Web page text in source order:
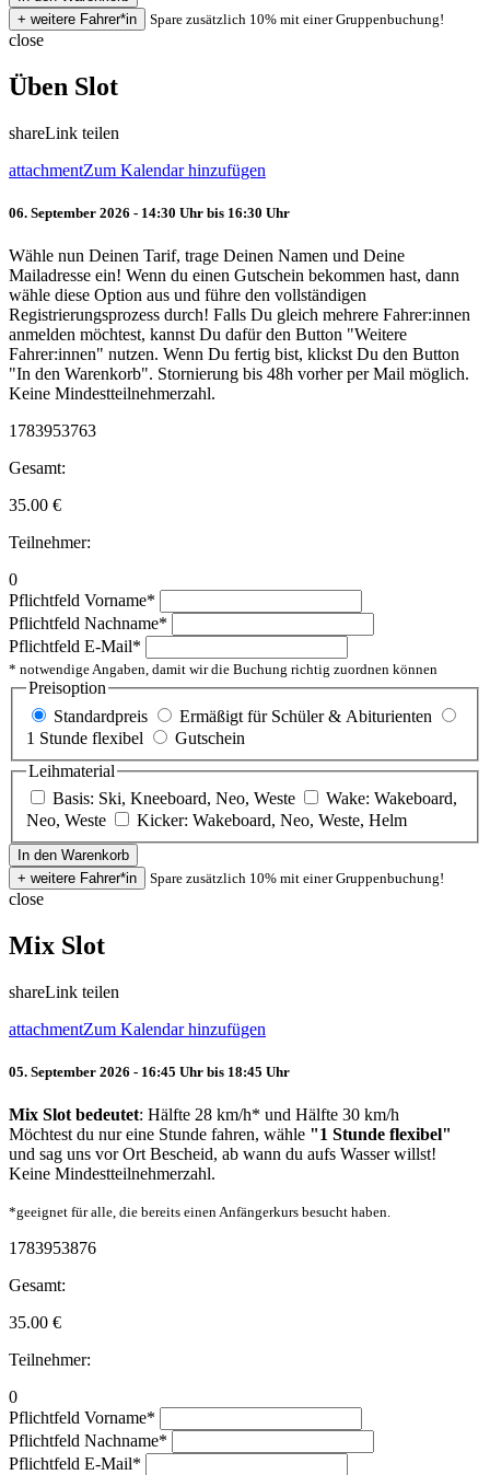
Spare zusätzlich 10% mit einer Gruppenbuchung!
close
Üben Slot
shareLink teilen
attachmentZum Kalendar hinzufügen
06. September 2026 - 14:30 Uhr bis 16:30 Uhr
Wähle nun Deinen Tarif, trage Deinen Namen und Deine
Mailadresse ein! Wenn du einen Gutschein bekommen hast, dann
wähle diese Option aus und führe den vollständigen
Registrierungsprozess durch! Falls Du gleich mehrere Fahrer:innen
anmelden möchtest, kannst Du dafür den Button "Weitere
Fahrer:innen" nutzen. Wenn Du fertig bist, klickst Du den Button
"In den Warenkorb". Stornierung bis 48h vorher per Mail möglich.
Keine Mindestteilnehmerzahl.
1783953763
Gesamt:
35.00 €
Teilnehmer:
0
Pflichtfeld Vorname*
Pflichtfeld Nachname*
Pflichtfeld E-Mail*
* notwendige Angaben, damit wir die Buchung richtig zuordnen können
Preisoption
Standardpreis
Ermäßigt für Schüler & Abiturienten
1 Stunde flexibel
Gutschein
Leihmaterial
Basis: Ski, Kneeboard, Neo, Weste
Wake: Wakeboard,
Neo, Weste
Kicker: Wakeboard, Neo, Weste, Helm
Spare zusätzlich 10% mit einer Gruppenbuchung!
close
Mix Slot
shareLink teilen
attachmentZum Kalendar hinzufügen
05. September 2026 - 16:45 Uhr bis 18:45 Uhr
Mix Slot bedeutet: Hälfte 28 km/h* und Hälfte 30 km/h
Möchtest du nur eine Stunde fahren, wähle "1 Stunde flexibel"
und sag uns vor Ort Bescheid, ab wann du aufs Wasser willst!
Keine Mindestteilnehmerzahl.
*geeignet für alle, die bereits einen Anfängerkurs besucht haben.
1783953876
Gesamt:
35.00 €
Teilnehmer:
0
Pflichtfeld Vorname*
Pflichtfeld Nachname*
Pflichtfeld E-Mail*